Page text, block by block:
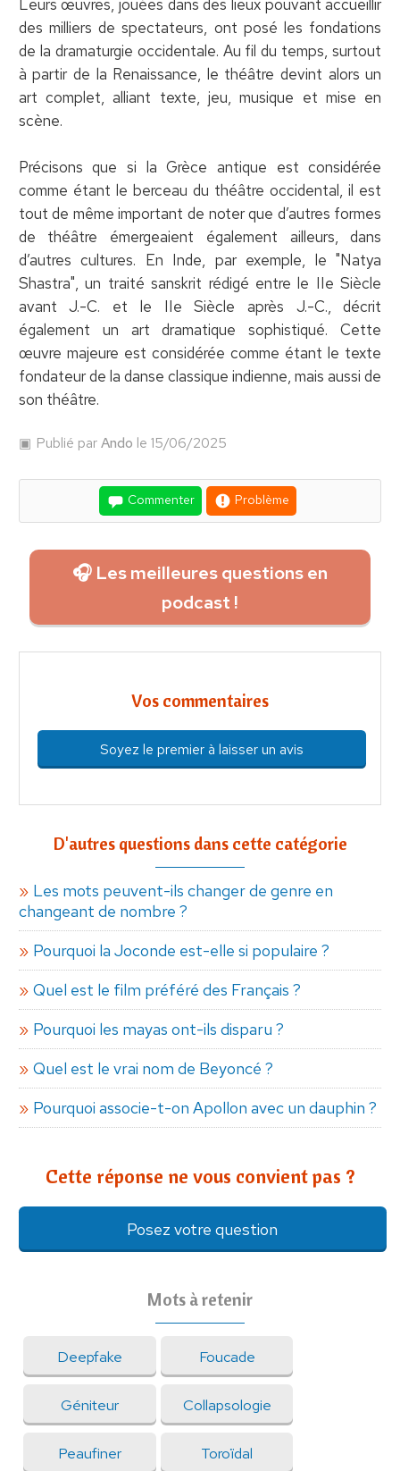
Leurs œuvres, jouées dans des lieux pouvant accueillir
des milliers de spectateurs, ont posé les fondations
de la dramaturgie occidentale. Au fil du temps, surtout
à partir de la Renaissance, le théâtre devint alors un
art complet, alliant texte, jeu, musique et mise en
scène.
Précisons que si la Grèce antique est considérée
comme étant le berceau du théâtre occidental, il est
tout de même important de noter que d’autres formes
de théâtre émergeaient également ailleurs, dans
d’autres cultures. En Inde, par exemple, le "Natya
Shastra", un traité sanskrit rédigé entre le IIe Siècle
avant J.-C. et le IIe Siècle après J.-C., décrit
également un art dramatique sophistiqué. Cette
œuvre majeure est considérée comme étant le texte
fondateur de la danse classique indienne, mais aussi de
son théâtre.
Publié parAndo le 15/06/2025
Commenter Problème
🎧 Les meilleures questions en
podcast !
Vos commentaires
Soyez le premier à laisser un avis
D'autres questions dans cette catégorie
Les mots peuvent-ils changer de genre en
changeant de nombre ?
Pourquoi la Joconde est-elle si populaire ?
Quel est le film préféré des Français ?
Pourquoi les mayas ont-ils disparu ?
Quel est le vrai nom de Beyoncé ?
Pourquoi associe-t-on Apollon avec un dauphin ?
Cette réponse ne vous convient pas ?
Posez votre question
Mots à retenir
Deepfake Foucade
Géniteur Collapsologie
Peaufiner Toroïdal